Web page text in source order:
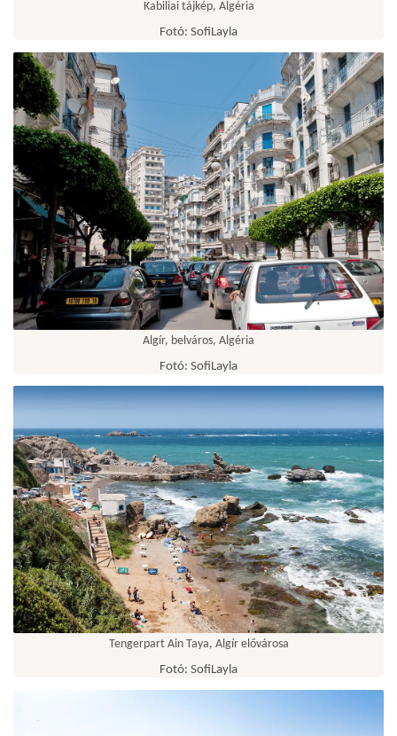
Kabiliai tájkép, Algéria
Fotó: SofiLayla
Algír, belváros, Algéria
Fotó: SofiLayla
Tengerpart Ain Taya, Algír elővárosa
Fotó: SofiLayla